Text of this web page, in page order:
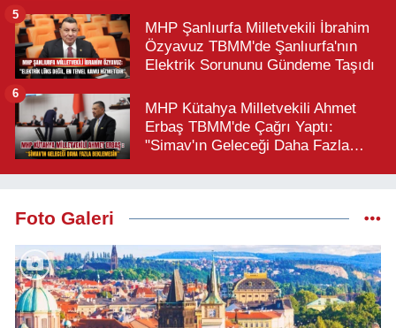
MHP Şanlıurfa Milletvekili İbrahim
Özyavuz TBMM'de Şanlıurfa'nın
Elektrik Sorununu Gündeme Taşıdı
5
MHP Kütahya Milletvekili Ahmet
Erbaş TBMM'de Çağrı Yaptı:
"Simav'ın Geleceği Daha Fazla
6
Foto Galeri